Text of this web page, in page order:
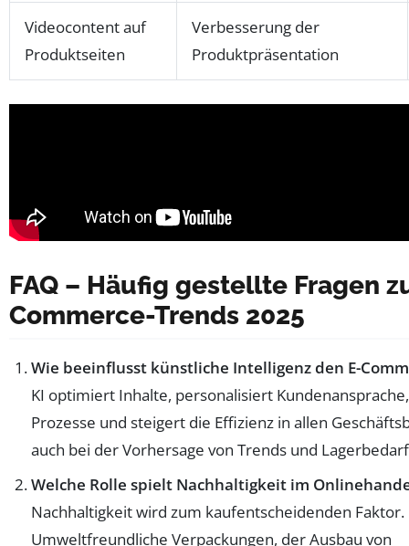
Videocontent auf
Produktseiten
Verbesserung der
Produktpräsentation
FAQ – Häufig gestellte Fragen
Commerce-Trends 2025
Wie beeinflusst künstliche Intelligenz den E-
KI optimiert Inhalte, personalisiert
Prozesse und steigert die Effizienz in allen
auch bei der Vorhersage von Trends und
Welche Rolle spielt Nachhaltigkeit im
Nachhaltigkeit wird zum kaufentscheidenden Faktor.
Umweltfreundliche Verpackungen, der Ausbau von